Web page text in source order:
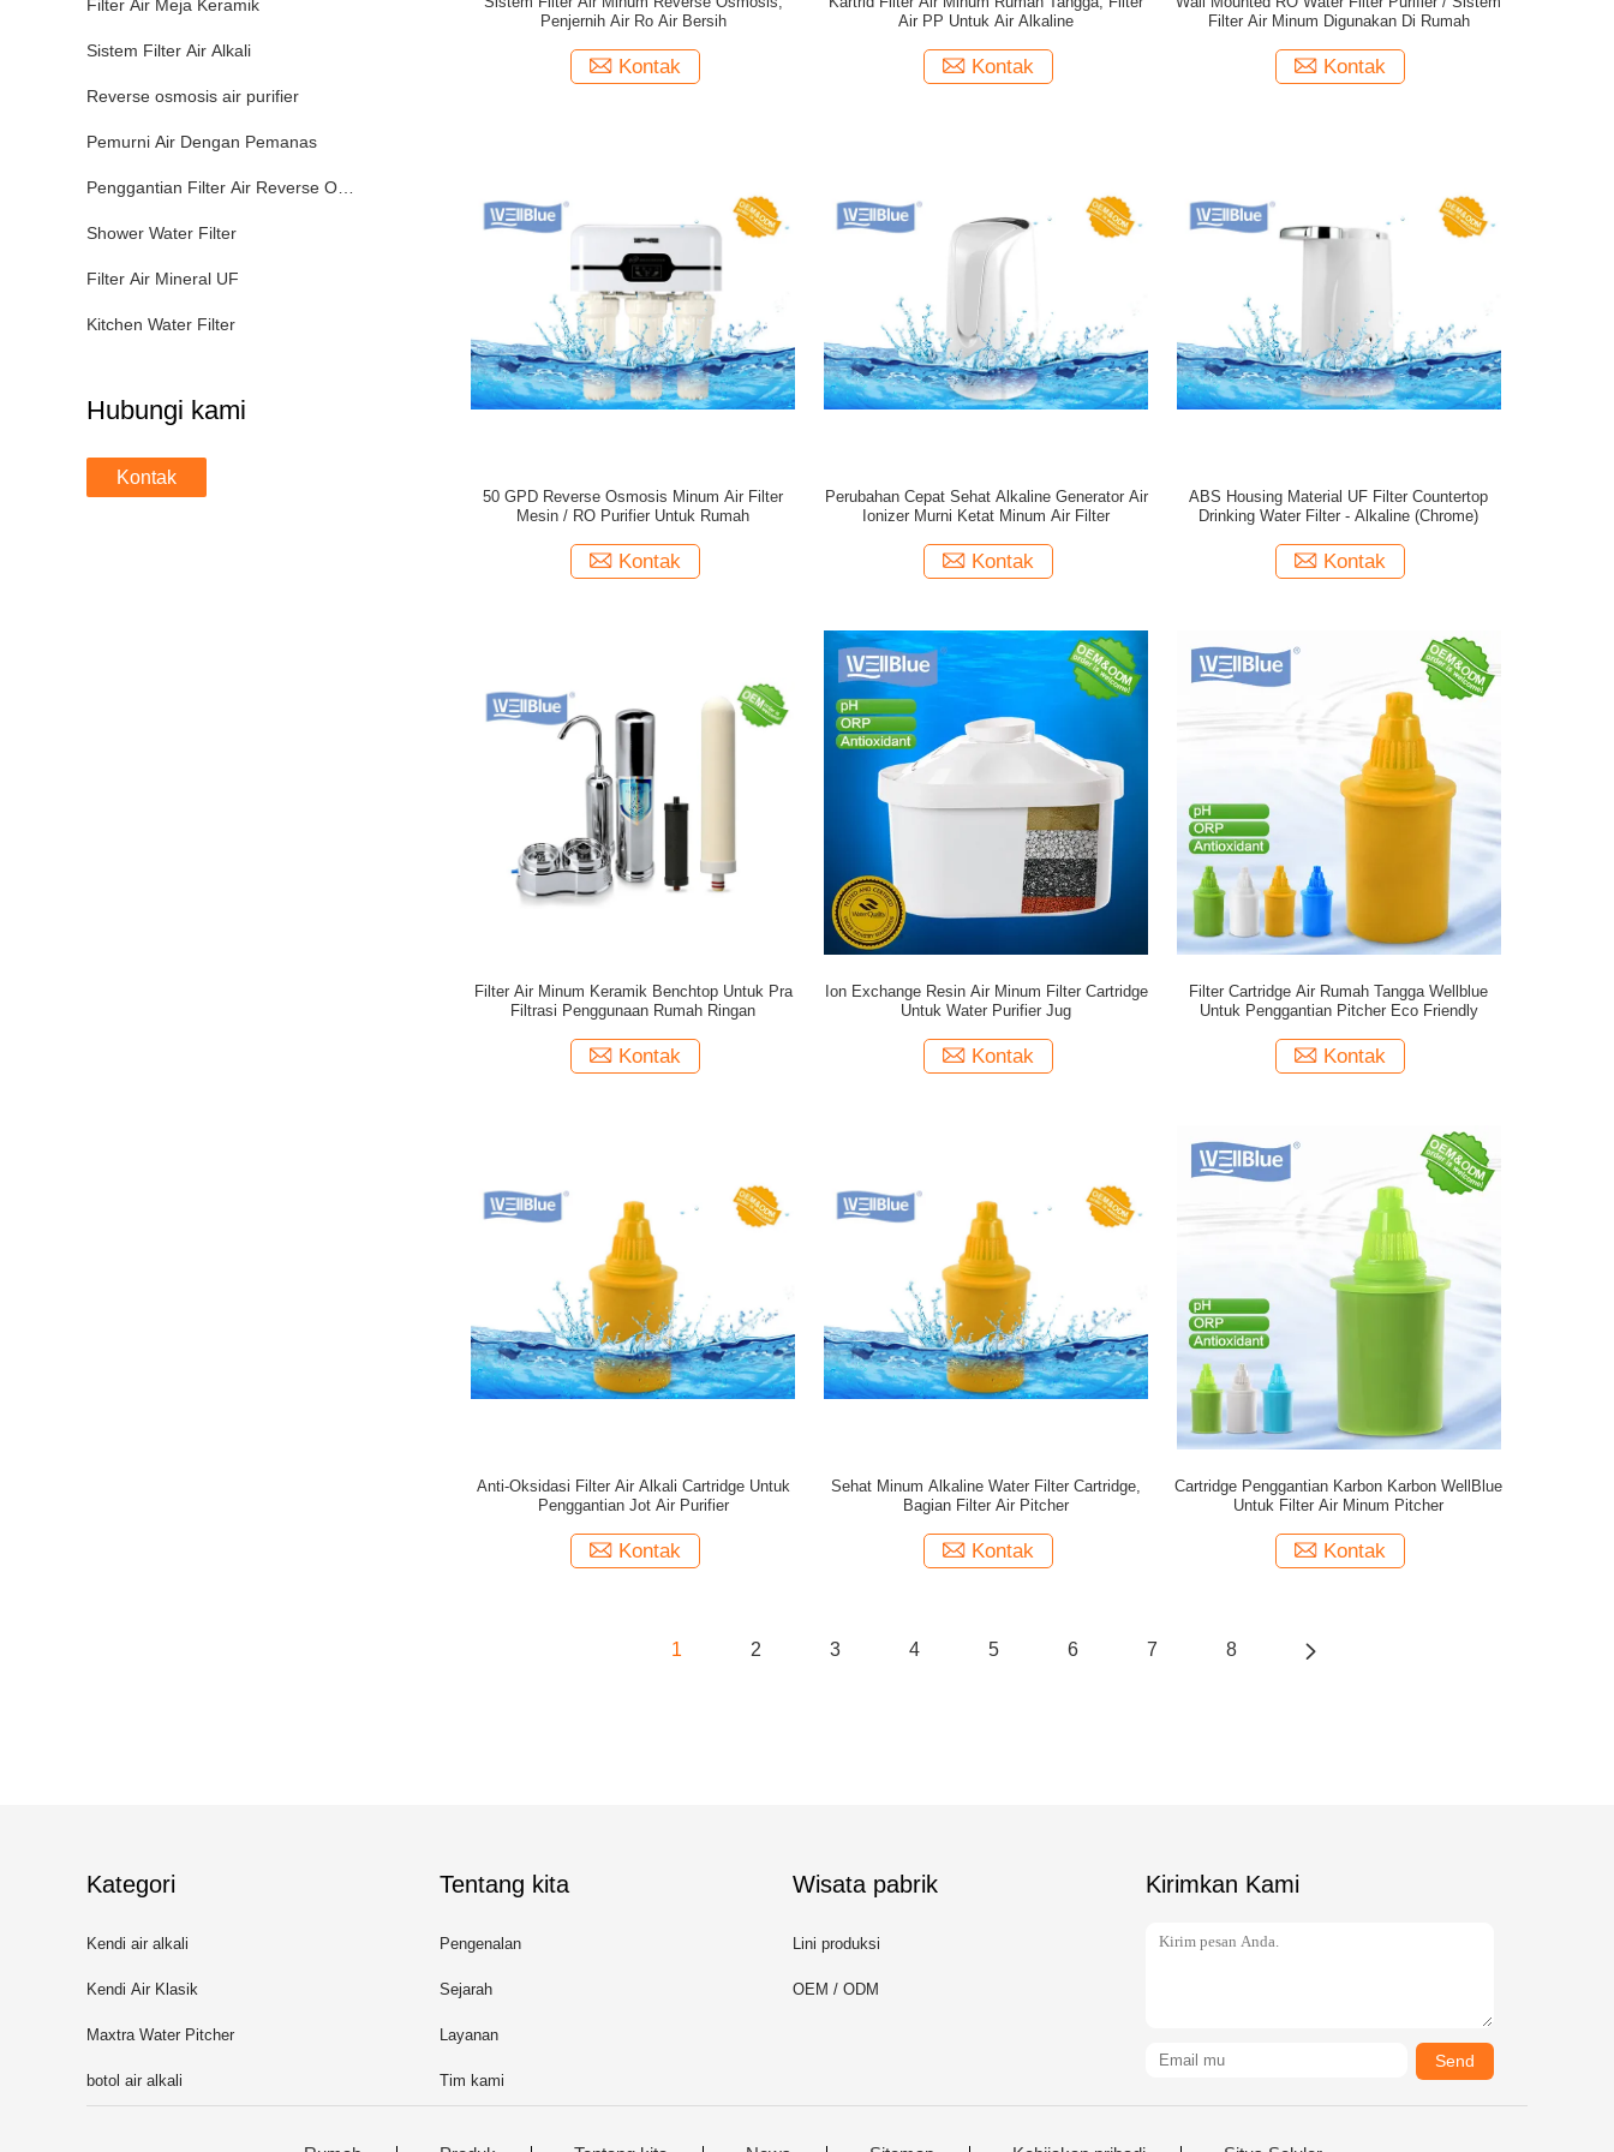
Filter Air Meja Keramik
Sistem Filter Air Alkali
Reverse osmosis air purifier
Pemurni Air Dengan Pemanas
Penggantian Filter Air Reverse Osmosis
Shower Water Filter
Filter Air Mineral UF
Kitchen Water Filter
Hubungi kami
Kontak
Penjernih Air Ro Air Bersih
Kontak
Air PP Untuk Air Alkaline
Kontak
Filter Air Minum Digunakan Di Rumah
Kontak
50 GPD Reverse Osmosis Minum Air Filter
Mesin / RO Purifier Untuk Rumah
Kontak
Perubahan Cepat Sehat Alkaline Generator Air
Ionizer Murni Ketat Minum Air Filter
Kontak
ABS Housing Material UF Filter Countertop
Drinking Water Filter - Alkaline (Chrome)
Kontak
Filter Air Minum Keramik Benchtop Untuk Pra
Filtrasi Penggunaan Rumah Ringan
Kontak
Ion Exchange Resin Air Minum Filter Cartridge
Untuk Water Purifier Jug
Kontak
Filter Cartridge Air Rumah Tangga Wellblue
Untuk Penggantian Pitcher Eco Friendly
Kontak
Anti-Oksidasi Filter Air Alkali Cartridge Untuk
Penggantian Jot Air Purifier
Kontak
Sehat Minum Alkaline Water Filter Cartridge,
Bagian Filter Air Pitcher
Kontak
Cartridge Penggantian Karbon Karbon WellBlue
Untuk Filter Air Minum Pitcher
Kontak
1 2 3 4 5 6 7 8
Kategori
Kendi air alkali
Kendi Air Klasik
Maxtra Water Pitcher
botol air alkali
Tentang kita
Pengenalan
Sejarah
Layanan
Tim kami
Wisata pabrik
Lini produksi
OEM / ODM
Kirimkan Kami
Send